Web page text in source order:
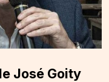
José Goity